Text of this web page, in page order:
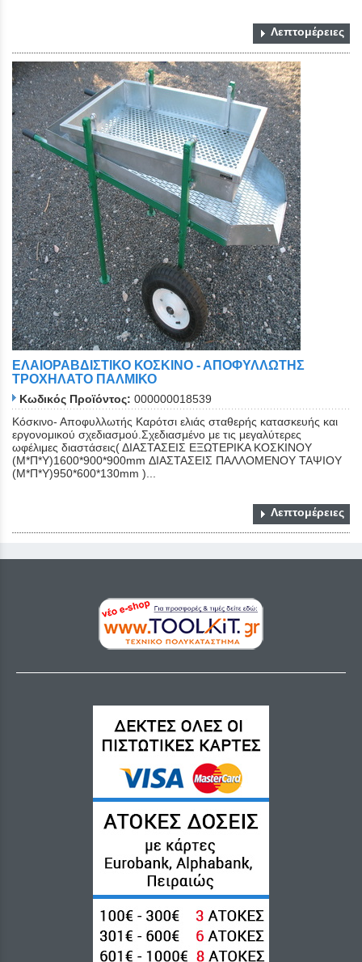
Λεπτομέρειες
ΕΛΑΙΟΡΑΒΔΙΣΤΙΚΟ ΚΟΣΚΙΝΟ - ΑΠΟΦΥΛΛΩΤΗΣ
ΤΡΟΧΗΛΑΤΟ ΠΑΛΜΙΚΟ
Κωδικός Προϊόντος: 000000018539
Κόσκινο- Αποφυλλωτής Καρότσι ελιάς σταθερής κατασκευής και
εργονομικού σχεδιασμού.Σχεδιασμένο με τις μεγαλύτερες
ωφέλιμες διαστάσεις( ΔΙΑΣΤΑΣΕΙΣ ΕΞΩΤΕΡΙΚΑ ΚΟΣΚΙΝΟΥ
(Μ*Π*Υ)1600*900*900mm ΔΙΑΣΤΑΣΕΙΣ ΠΑΛΛΟΜΕΝΟΥ ΤΑΨΙΟΥ
(Μ*Π*Υ)950*600*130mm )...
Λεπτομέρειες